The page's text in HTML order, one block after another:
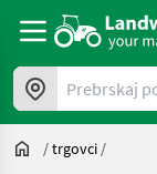
Prebrskaj ponudbe
/trgovci /